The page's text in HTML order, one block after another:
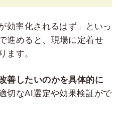
効率化されるはず」といっ
進めると、現場に定着せ
ます。
善したいのかを具体的に
切なAI選定や効果検証がで